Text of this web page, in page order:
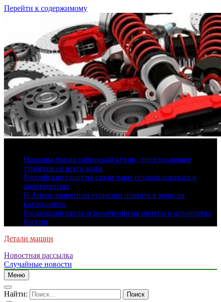
Перейти к содержимому
Названы блюда сибирской кухни, привлекающие
туристов со всего мира
Российские туристы стали чаще останавливаться в
апартаментах
В Анапе запретили туристам плавать в море на
катамаранах
Росавиация ввела ограничения на полеты в аэропортах
России
Детали машин
Новостная рассылка
Случайные новости
Меню
Найти: